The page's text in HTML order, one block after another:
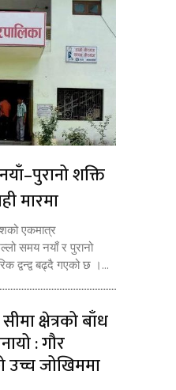
शक्ति
मारमा
एकमात्र
समय नयाँ र पुरानो
द्वन्द्व बढ्दै गएको छ ।...
क्षेत्रको बाँध
: गौर
उच्च जोखिममा